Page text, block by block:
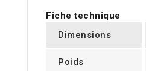
Fiche technique
Dimensions
Poids